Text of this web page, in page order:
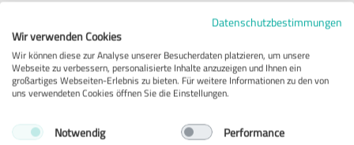
Europäischen Union oder eines Mitgliedstaats verarbeitet
werden.
SSL- bzw. TLS-Verschlüsselung
Diese Seite nutzt aus Sicherheitsgründen und zum Schutz
Datenschutzbestimmungen
Wir verwenden Cookies
Wir können diese zur Analyse unserer Besucherdaten platzieren, um unsere
Webseite zu verbessern, personalisierte Inhalte anzuzeigen und Ihnen ein
großartiges Webseiten-Erlebnis zu bieten. Für weitere Informationen zu den von
uns verwendeten Cookies öffnen Sie die Einstellungen.
Notwendig
Performance